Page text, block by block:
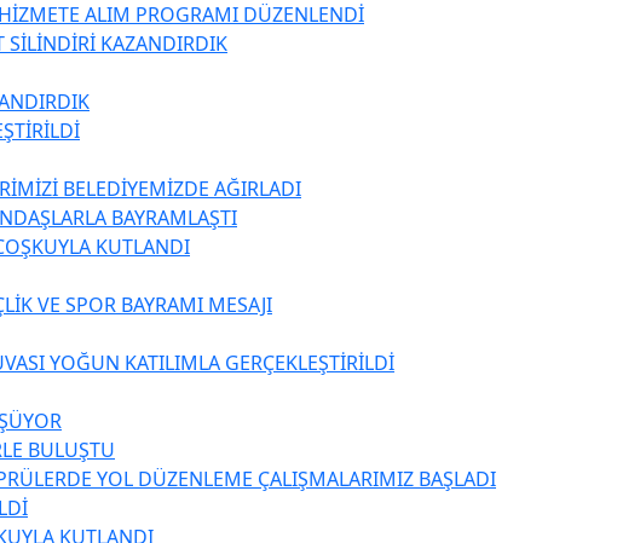
ALIM PROGRAMI DÜZENLENDİ
SİLİNDİRİ KAZANDIRDIK
BELEDİYEMİZDE AĞIRLADI
BAYRAMLAŞTI
KUTLANDI
VE SPOR BAYRAMI MESAJI
YOĞUN KATILIMLA GERÇEKLEŞTİRİLDİ
BULUŞTU
YOL DÜZENLEME ÇALIŞMALARIMIZ BAŞLADI
KUTLANDI